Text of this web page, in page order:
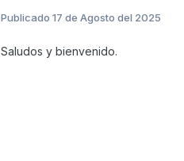
Publicado 17 de Agosto del 2025
Saludos y bienvenido.